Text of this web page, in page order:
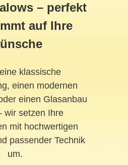
– perfekt
auf Ihre
klassische
einen modernen
einen Glasanbau
wir setzen Ihre
mit hochwertigen
passender Technik
um.